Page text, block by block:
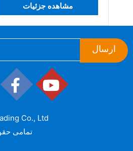
مشاهده جزئیات
ارسال
Co., Ltd
۲۰۲۶